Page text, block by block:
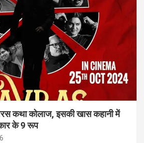
कथा कोलाज, इसकी खास कहानी में
के 9 रूप